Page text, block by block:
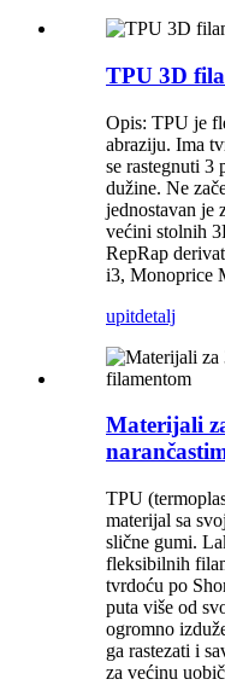
TPU 3D
Opis: TPU je
abraziju. Ima
se rastegnuti 3
dužine. Ne
jednostavan je
većini stolnih
RepRap
i3, Monoprice
upitdetalj
Materijali
TPU
materijal sa
slične gumi.
fleksibilnih
tvrdoću po
puta više od
ogromno
ga rastezati i
za većinu